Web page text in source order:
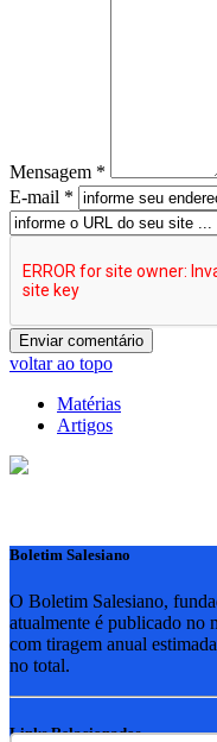
Mensagem *
E-mail *
voltar ao topo
Matérias
Artigos
Boletim Salesiano
O Boletim Salesiano,
atualmente é publicado no
com tiragem anual
no total.
Links Relacionados